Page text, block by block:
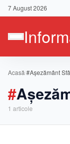
7 August 2026
Acasă/#Așezământ
#
1 articole